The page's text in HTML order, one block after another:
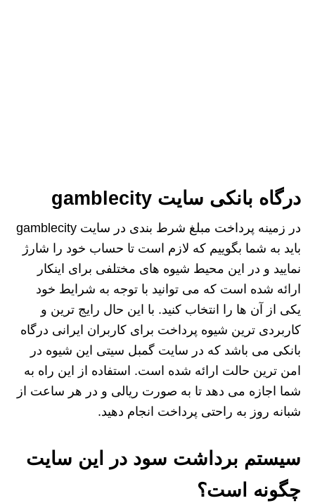
درگاه بانکی سایت gamblecity
در زمینه پرداخت مبلغ شرط بندی در سایت gamblecity
باید به شما بگوییم که لازم است تا حساب خود را شارژ
نمایید و در این محیط شیوه های مختلفی برای اینکار
ارائه شده است که می توانید با توجه به شرایط خود
یکی از آن ها را انتخاب کنید. با این حال رایج ترین و
کاربردی ترین شیوه پرداخت برای کاربران ایرانی درگاه
بانکی می باشد که در سایت گمبل سیتی این شیوه در
امن ترین حالت ارائه شده است. استفاده از این راه به
شما اجازه می دهد تا به صورت ریالی و در هر ساعت از
شبانه روز به راحتی پرداخت انجام دهید.
سیستم برداشت سود در این سایت
چگونه است؟